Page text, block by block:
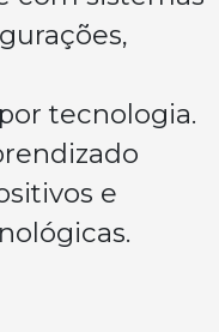
tecnologia.
e